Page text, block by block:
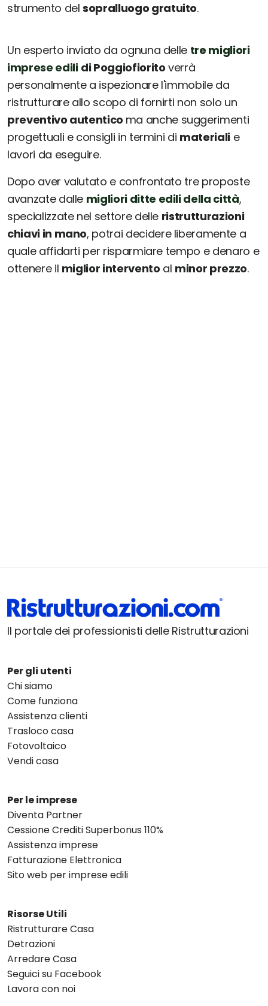
strumento delsopralluogo gratuito.
Un esperto inviato da ognuna delle tre migliori
imprese edili di Poggiofiorito verrà
personalmente a ispezionare l'immobile da
ristrutturare allo scopo di fornirti non solo un
preventivo autentico ma anche suggerimenti
progettuali e consigli in termini di materialie
lavori da eseguire.
Dopo aver valutato e confrontato tre proposte
avanzate dalle migliori ditte edili della città,
specializzate nel settore delle ristrutturazioni
chiavi in mano, potrai decidere liberamente a
quale affidarti per risparmiare tempo e denaro e
ottenere il miglior intervento al minor prezzo.
Il portale dei professionisti delle Ristrutturazioni
Per gli utenti
Chi siamo
Come funziona
Assistenza clienti
Trasloco casa
Fotovoltaico
Vendi casa
Per le imprese
Diventa Partner
Cessione Crediti Superbonus 110%
Assistenza imprese
Fatturazione Elettronica
Sito web per imprese edili
Risorse Utili
Ristrutturare Casa
Detrazioni
Arredare Casa
Seguici su Facebook
Lavora con noi